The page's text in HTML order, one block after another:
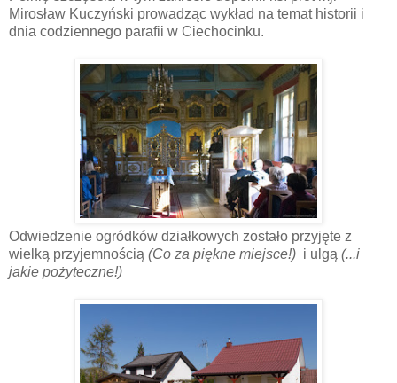
Mirosław Kuczyński prowadząc wykład na temat historii i
dnia codziennego parafii w Ciechocinku.
Odwiedzenie ogródków działkowych zostało przyjęte z
wielką przyjemnością (Co za piękne miejsce!) i ulgą (...i
jakie pożyteczne!)